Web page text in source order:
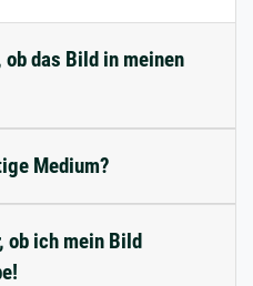
das Bild in meinen
Medium?
ob ich mein Bild